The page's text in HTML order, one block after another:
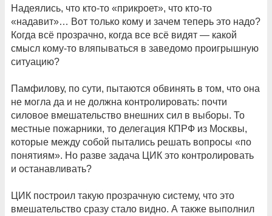
Надеялись, что кто-то «прикроет», что кто-то
«надавит»… Вот только кому и зачем теперь это надо?
Когда всё прозрачно, когда все всё видят — какой
смысл кому-то вляпываться в заведомо проигрышную
ситуацию?
Памфилову, по сути, пытаются обвинять в том, что она
не могла да и не должна контролировать: почти
силовое вмешательство внешних сил в выборы. То
местные пожарники, то делегация КПРФ из Москвы,
которые между собой пытались решать вопросы «по
понятиям». Но разве задача ЦИК это контролировать
и останавливать?
ЦИК построил такую прозрачную систему, что это
вмешательство сразу стало видно. А также выполнил